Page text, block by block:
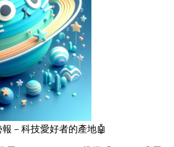
－科技愛好者的產地🤖